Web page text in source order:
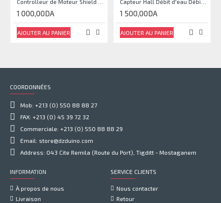
1 000,00DA
AJOUTER AU PANIER
1 500,00DA
AJOUTER AU PANIER
COORDONNÉES
Mob: +213 (0) 550 88 88 27
FAX: +213 (0) 45 39 72 32
Commerciale: +213 (0) 550 88 88 29
Email: store@dzduino.com
Address: 043 Cite Remila (Route du Port), Tigditt - Mostaganem
INFORMATION
À propos de nous
Livraison
SERVICE CLIENTS
Nous contacter
Retour